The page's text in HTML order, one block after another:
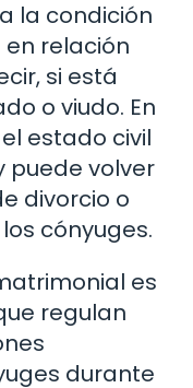
la condición
relación
si está
o viudo. En
estado civil
puede volver
divorcio o
cónyuges.
es
regulan
durante